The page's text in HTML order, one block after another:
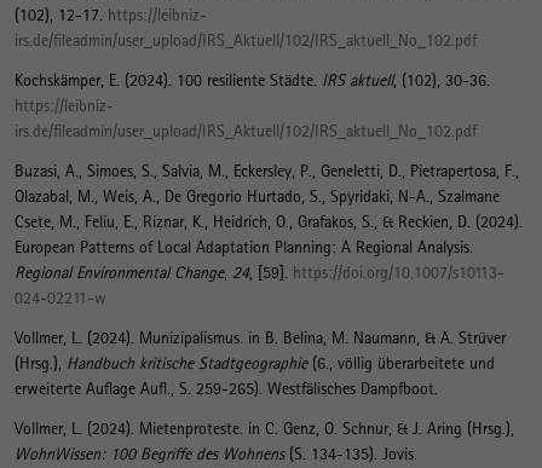
(102), 12-17. https://leibniz-
irs.de/fileadmin/user_upload/IRS_Aktuell/102/IRS_aktuell_No_102.pdf
Kochskämper, E. (2024). 100 resiliente Städte IRS aktuell, (102), 30-36.
https://leibniz-
irs.de/fileadmin/user_upload/IRS_Aktuell/102/IRS_aktuell_No_102.pdf
Buzasi, A., Simoes, S., Salvia, M., Eckersley, P., Geneletti, D., Pietrapertosa, F.,
Olazabal, M., Weis, A., De Gregorio Hurtado, S., Spyridaki, N-A., Szalmane
Csete, M., Feliu, E., Riznar, K., Heidrich, O., Grafakos, S., & Reckien, D. (2024).
European Patterns of Local Adaptation Planning: A Regional Analysis
Regional Environmental Change, 24, [59]. https://doi.org/10.1007/s10113-
024-02211-w
Vollmer, L. (2024). Munizipalismus . in B. Belina, M. Naumann, & A. Strüver
(Hrsg.), Handbuch kritische Stadtgeographie (6., völlig überarbeitete und
erweiterte Auflage Aufl., S. 259-265). Westfälisches Dampfboot.
Vollmer, L. (2024). Mietenproteste . in C. Genz, O. Schnur, & J. Aring (Hrsg.),
WohnWissen: 100 Begriffe des Wohnens (S. 134-135). Jovis.